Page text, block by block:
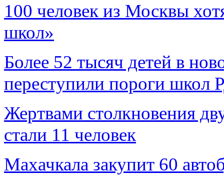
100 человек из Москвы
школ»
Более 52 тысяч детей в
переступили пороги школ
Жертвами столкновения
стали 11 человек
Махачкала закупит 60